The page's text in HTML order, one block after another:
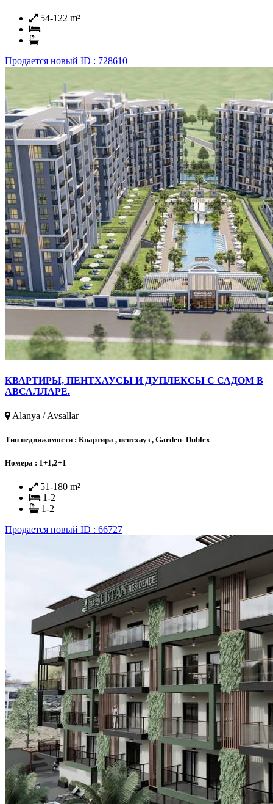
54-122 m²
Продается новый ID : 728610
КВАРТИРЫ, ПЕНТХАУСЫ И ДУПЛЕКСЫ С САДОМ В
АВСАЛЛАРЕ.
Alanya / Avsallar
Тип недвижимости : Квартира , пентхауз , Garden- Dublex
Номера : 1+1,2+1
51-180 m²
1-2
1-2
Продается новый ID : 66727